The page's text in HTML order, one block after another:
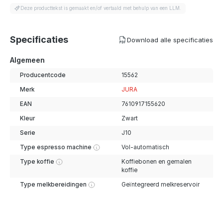
Deze producttekst is gemaakt en/of vertaald met behulp van een LLM.
Specificaties Download alle specificaties
Algemeen
Producentcode 15562
Merk JURA
EAN 7610917155620
Kleur Zwart
Serie J10
Type espresso machine Vol-automatisch
Type koffie
Koffiebonen en gemalen
koffie
Type melkbereidingen Geïntegreerd melkreservoir